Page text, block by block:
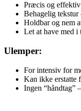
Præcis og
Behagelig
Holdbar og nem
Let at have med i
Ulemper:
For intensiv for
Kan ikke erstatte
Ingen